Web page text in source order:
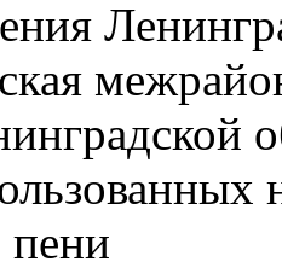
пени